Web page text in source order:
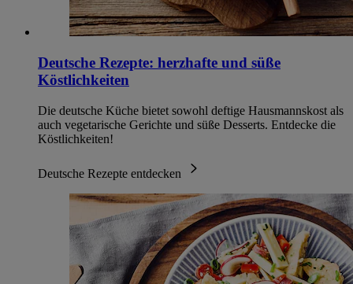
Deutsche Rezepte: herzhafte und süße
Köstlichkeiten
Die deutsche Küche bietet sowohl deftige Hausmannskost als
auch vegetarische Gerichte und süße Desserts. Entdecke die
Köstlichkeiten!
Deutsche Rezepte entdecken